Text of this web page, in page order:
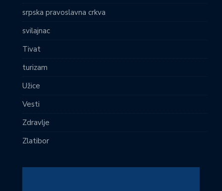
srpska pravoslavna crkva
svilajnac
Tivat
turizam
Užice
Vesti
Zdravlje
Zlatibor